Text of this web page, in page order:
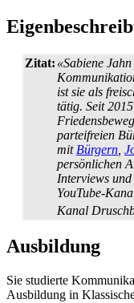
Zitat: «Sabiene
ist sie als
tätig. Seit
parteifreien
mit Bürgern
persönlichen
Interviews
YouTube-
Kanal
Ausbildung
Sie studierte
Ausbildung in